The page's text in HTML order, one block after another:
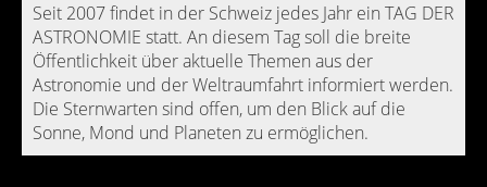
Seit 2007 findet in der Schweiz jedes Jahr ein TAG DER
ASTRONOMIE statt. An diesem Tag soll die breite
Öffentlichkeit über aktuelle Themen aus der
Astronomie und der Weltraumfahrt informiert werden.
Die Sternwarten sind offen, um den Blick auf die
Sonne, Mond und Planeten zu ermöglichen.